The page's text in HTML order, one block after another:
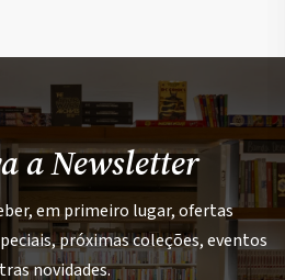
a Newsletter
em primeiro lugar, ofertas
próximas coleções, eventos
novidades.